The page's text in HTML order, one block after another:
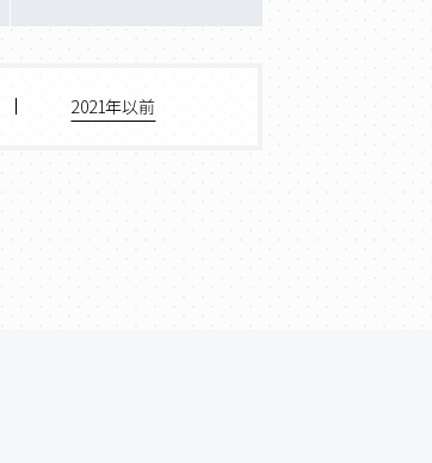
2021年以前